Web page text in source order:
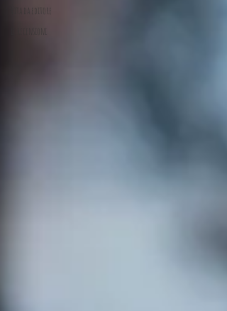
Vita da editore